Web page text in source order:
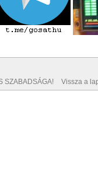
SZABADSÁGA! Vissza a